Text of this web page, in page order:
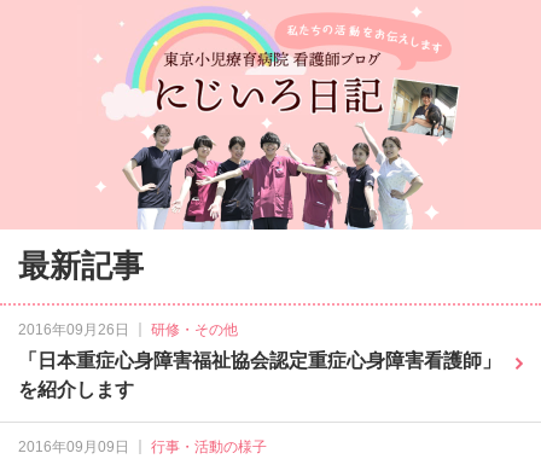
最新記事
2016年09月26日 研修・その他
「日本重症心身障害福祉協会認定重症心身障害看護師」
を紹介します
2016年09月09日 ｜ 行事・活動の様子